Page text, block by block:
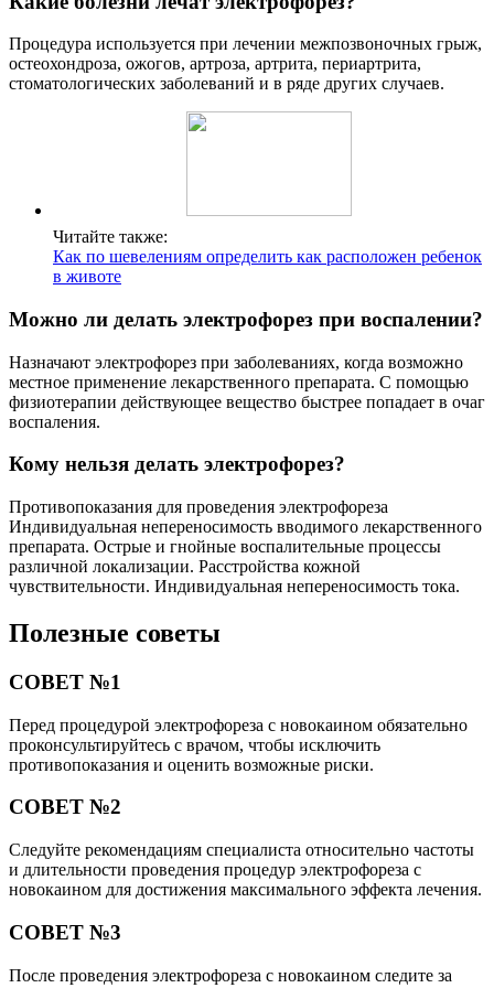
Процедура используется при лечении межпозвоночных грыж,
остеохондроза, ожогов, артроза, артрита, периартрита,
стоматологических заболеваний и в ряде других случаев.
Читайте также:
Как по шевелениям определить как расположен ребенок
в животе
Можно ли делать электрофорез при воспалении?
Назначают электрофорез при заболеваниях, когда возможно
местное применение лекарственного препарата. С помощью
физиотерапии действующее вещество быстрее попадает в очаг
воспаления.
Кому нельзя делать электрофорез?
Противопоказания для проведения электрофореза
Индивидуальная непереносимость вводимого лекарственного
препарата. Острые и гнойные воспалительные процессы
различной локализации. Расстройства кожной
чувствительности. Индивидуальная непереносимость тока.
Полезные советы
СОВЕТ №1
Перед процедурой электрофореза с новокаином обязательно
проконсультируйтесь с врачом, чтобы исключить
противопоказания и оценить возможные риски.
СОВЕТ №2
Следуйте рекомендациям специалиста относительно частоты
и длительности проведения процедур электрофореза с
новокаином для достижения максимального эффекта лечения.
СОВЕТ №3
После проведения электрофореза с новокаином следите за